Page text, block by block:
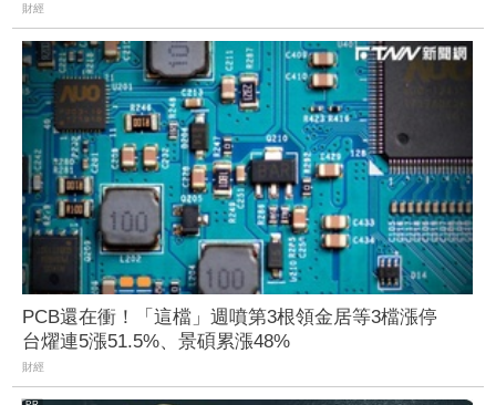
財經
PCB還在衝！「這檔」週噴第3根領金居等3檔漲停
台燿連5漲51.5%、景碩累漲48%
財經